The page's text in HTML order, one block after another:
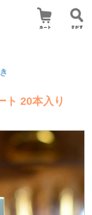
ト 20本入り